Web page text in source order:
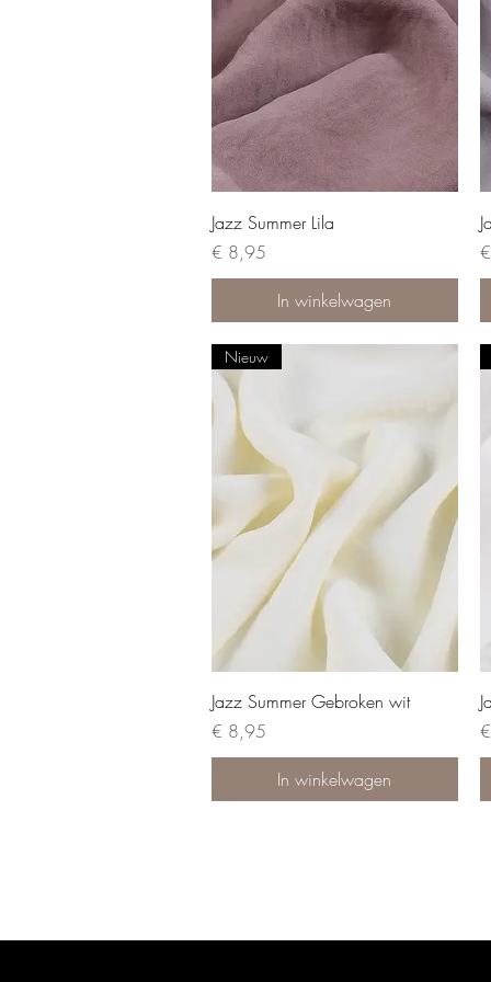
Jazz Summer Lila
Prijs
€ 8,95
In winkelwagen
Nieuw
Jazz Summer Gebroken wit
Prijs
€ 8,95
In winkelwagen